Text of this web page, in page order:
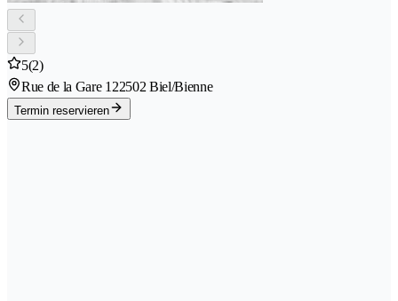
5(2)
Rue de la Gare 122502 Biel/Bienne
Termin reservieren